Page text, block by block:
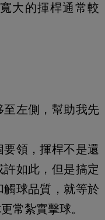
大的揮桿通常較
左側，幫助我先
領，揮桿不是還
如此，但是搞定
球品質，就等於
常紮實擊球。